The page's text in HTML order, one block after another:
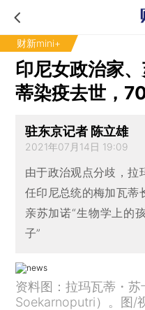
财新mini+
印尼女政治家
蒂染疫去世，
驻东京记者 陈立雄
2021年07月14日 19:09
由于政治观点分歧，拉
任印尼总统的梅加瓦蒂
亲苏加诺“生物学上的
子”
资料图：拉玛瓦蒂・
Soekarnoputri）。图/